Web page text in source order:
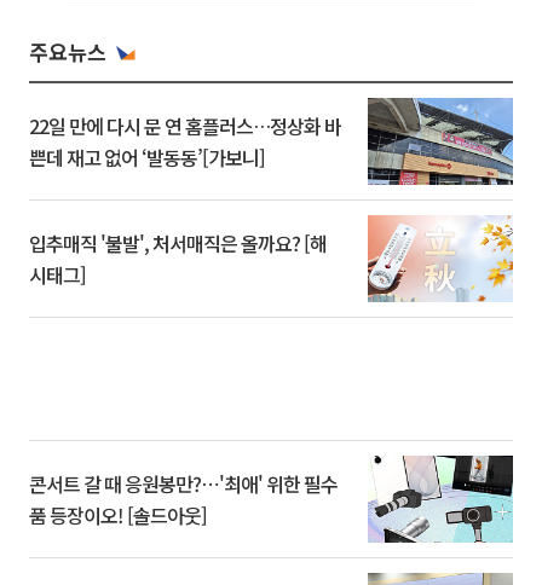
주요뉴스
22일 만에 다시 문 연 홈플러스…정상화 바
쁜데 재고 없어 ‘발동동’[가보니]
입추매직 '불발', 처서매직은 올까요? [해
시태그]
콘서트 갈 때 응원봉만?⋯'최애' 위한 필수
품 등장이오! [솔드아웃]